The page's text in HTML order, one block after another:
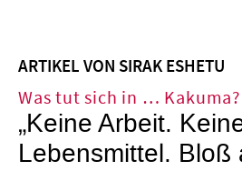
ARTIKEL VON SIRAK ESHETU
Was tut sich in … Kakuma?
„Keine Arbeit.
Lebensmittel. Bloß